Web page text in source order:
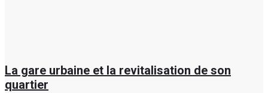
La gare urbaine et la revitalisation de son
quartier